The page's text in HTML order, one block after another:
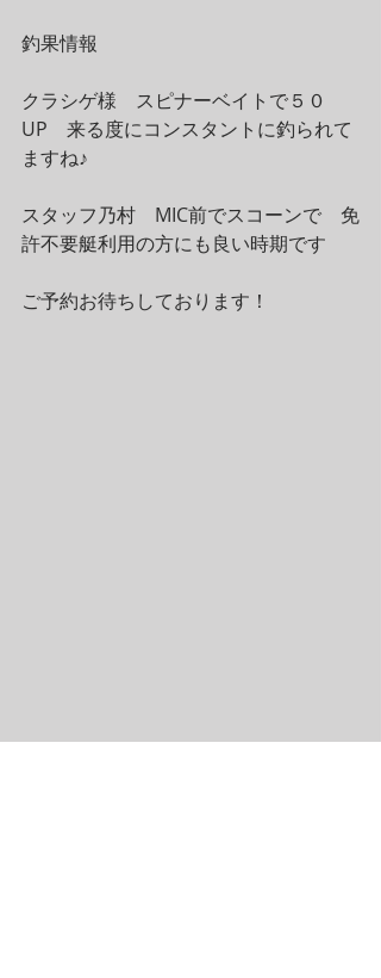
釣果情報
クラシゲ様　スピナーベイトで５０
UP　来る度にコンスタントに釣られて
ますね♪
スタッフ乃村　MIC前でスコーンで　免
許不要艇利用の方にも良い時期です
ご予約お待ちしております！